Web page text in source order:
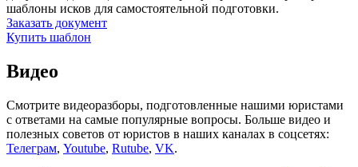
шаблоны исков для самостоятельной подготовки.
Заказать документ
Купить шаблон
Видео
Смотрите видеоразборы, подготовленные нашими юристами
с ответами на самые популярные вопросы. Больше видео и
полезных советов от юристов в наших каналах в соцсетях:
Телеграм, Youtube, Rutube, VK.